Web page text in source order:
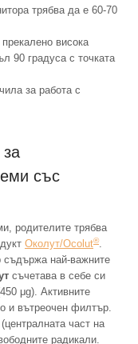
трябва да е 60-70
висока
90 градуса с точката
за работа с
със
родителите трябва
Околут/Ocolut®.
съдържа най-важните
съчетава в себе си
μg). Активните
и вътреочен филтър.
част на
радикали.